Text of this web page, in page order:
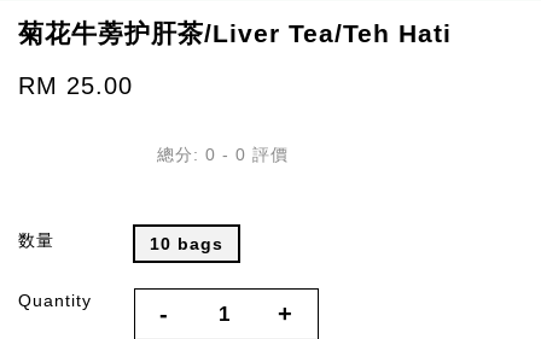
菊花牛蒡护肝茶/Liver Tea/Teh Hati
RM 25.00
總分: 0 - 0 評價
数量 10 bags
Quantity - +